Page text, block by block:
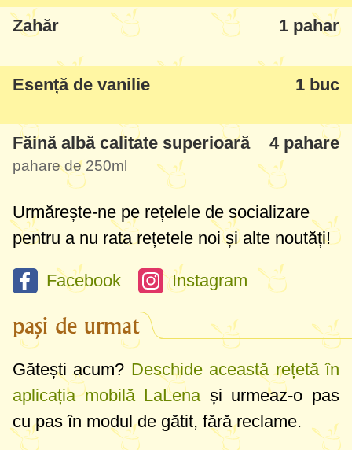
apă și o folosiți la biscuiți. Gustul de roșii
ce sunt făcuți, și sunt plăcuți surprinși de
faptul că sunt și de post.
Zahăr 1 pahar
Esență de vanilie 1 buc
Făină albă calitate superioară 4 pahare
pahare de250ml
Urmărește-ne pe rețelele de socializare
pentru a nu rata rețetele noi și alte noutăți!
Facebook Instagram
pași de urmat
Gătești acum? Deschide această rețetă în
aplicația mobilă LaLena și urmeaz-o pas
cu pas în modul de gătit, fără reclame.